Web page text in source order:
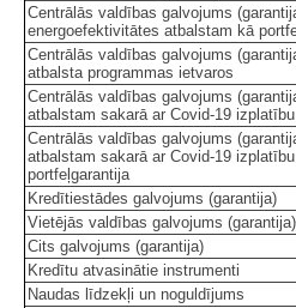
Centrālās valdības galvojums
energoefektivitātes atbalstam kā
Centrālās valdības galvojums
atbalsta programmas ietvaros
Centrālās valdības galvojums
atbalstam sakarā ar Covid-19 izplatību
Centrālās valdības galvojums
atbalstam sakarā ar Covid-19
portfeļgarantija
Kredītiestādes galvojums (garantija)
Vietējās valdības galvojums (garantija)
Cits galvojums (garantija)
Kredītu atvasinātie instrumenti
Naudas līdzekļi un noguldījums